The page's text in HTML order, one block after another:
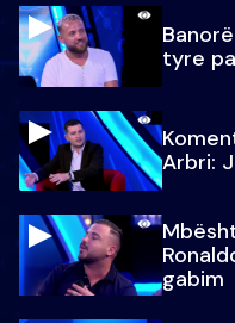
tyre
Arbri:
gabim